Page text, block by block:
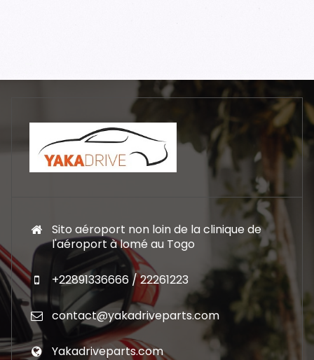
Sito aéroport non loin de la clinique de
l'aéroport à lomé au Togo
+22891336666 / 22261223
contact@yakadriveparts.com
Yakadriveparts.com